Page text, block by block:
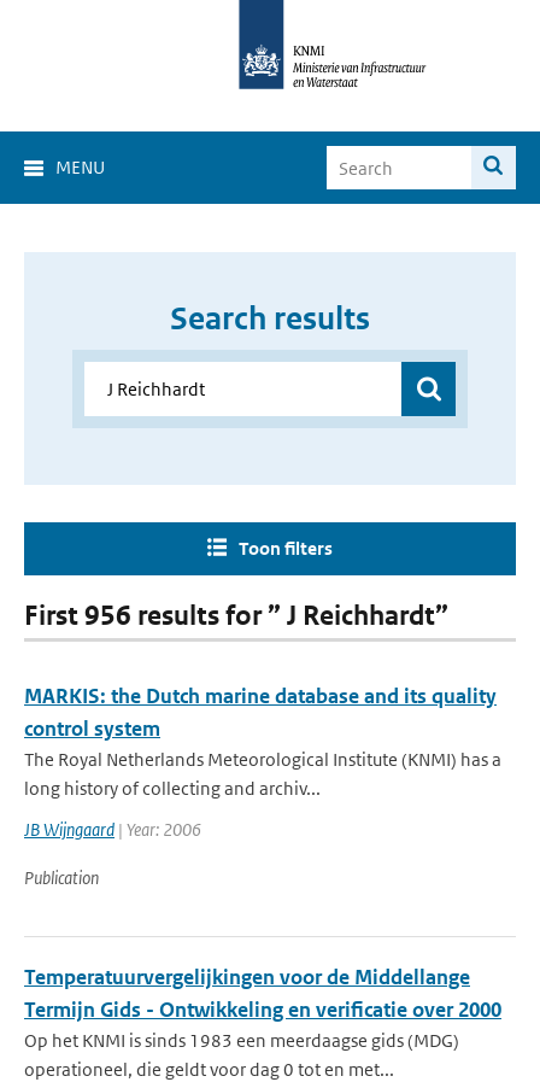
MENU
Search results
Toon filters
First 956 results for ” J Reichhardt”
MARKIS: the Dutch marine database and its quality
control system
The Royal Netherlands Meteorological Institute (KNMI) has a
long history of collecting and archiv...
JB Wijngaard | Year: 2006
Publication
Temperatuurvergelijkingen voor de Middellange
Termijn Gids - Ontwikkeling en verificatie over 2000
Op het KNMI is sinds 1983 een meerdaagse gids (MDG)
operationeel, die geldt voor dag 0 tot en met...